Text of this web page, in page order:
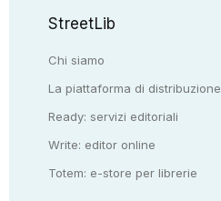
StreetLib
Chi siamo
La piattaforma di distribuzione
Ready: servizi editoriali
Write: editor online
Totem: e-store per librerie